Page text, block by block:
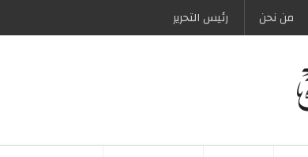
من نحن رئیس التحریر